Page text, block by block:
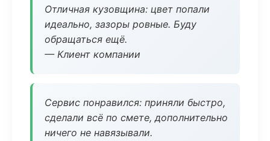
Отличная кузовщина: цвет попали
идеально, зазоры ровные. Буду
обращаться ещё.
— Клиент компании
Сервис понравился: приняли быстро,
сделали всё по смете, дополнительно
ничего не навязывали.